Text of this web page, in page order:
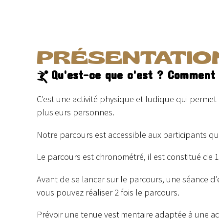
Qu'est-ce que c'est ?
C’est une activité physique et ludique qui
plusieurs personnes.
Notre parcours est accessible aux participants
Le parcours est chronométré, il est constitué de
Avant de se lancer sur le parcours, une séance
vous pouvez réaliser 2 fois le parcours.
Prévoir une tenue vestimentaire adaptée à une